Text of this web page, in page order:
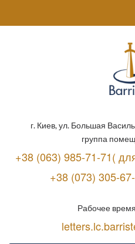
г. Киев, ул. Большая
группа
+38 (063) 985-71-71(
+38 (073) 305-
Рабочее